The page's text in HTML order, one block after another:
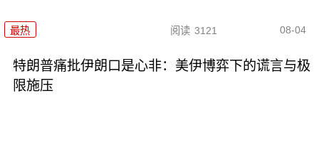
最热 阅读 3121 08-04
特朗普痛批伊朗口是心非：美伊博弈下的谎言与极
限施压